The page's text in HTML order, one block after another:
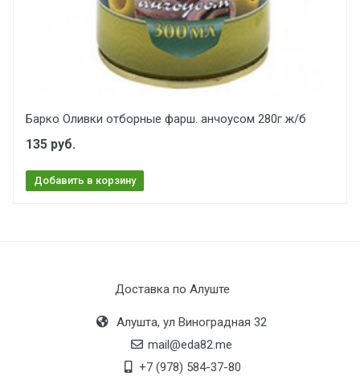
Барко Оливки отборные фарш. анчоусом 280г ж/б
135 руб.
Добавить в корзину
Доставка по Алуште
Алушта, ул Виноградная 32
mail@eda82.me
+7 (978) 584-37-80